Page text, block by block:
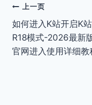
文
章
导
上一页
如何进入K站开启K站
R18模式-2026最新
官网进入使用详细教